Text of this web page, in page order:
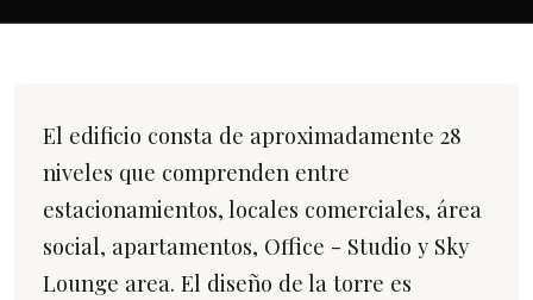
El edificio consta de aproximadamente 28
niveles que comprenden entre
estacionamientos, locales comerciales, área
social, apartamentos, Office - Studio y Sky
Lounge area. El diseño de la torre es